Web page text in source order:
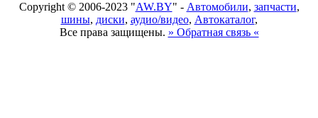
Copyright © 2006-2023 "AW.BY" - Автомобили, запчасти,
шины, диски, аудио/видео, Автокаталог,
Все права защищены. » Обратная связь «